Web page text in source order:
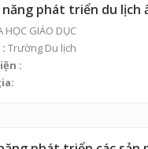
phát triển du lịch
HỌC GIÁO DỤC
Trường Du lịch
: